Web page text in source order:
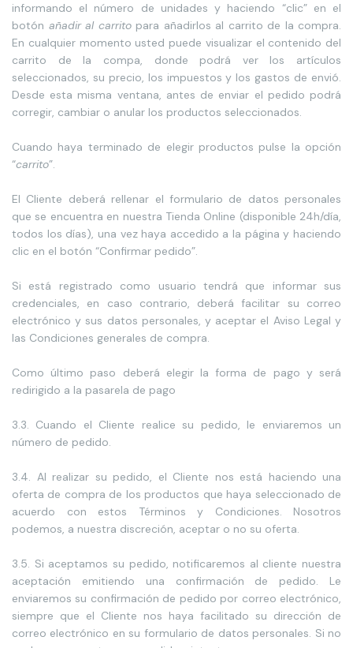
informando el número de unidades y haciendo “clic” en el
botón añadir al carritopara añadirlos al carrito de la compra.
En cualquier momento usted puede visualizar el contenido del
carrito de la compa, donde podrá ver los artículos
seleccionados, su precio, los impuestos y los gastos de envió.
Desde esta misma ventana, antes de enviar el pedido podrá
corregir, cambiar o anular los productos seleccionados.
Cuando haya terminado de elegir productos pulse la opción
“carrito”.
El Cliente deberá rellenar el formulario de datos personales
que se encuentra en nuestra Tienda Online (disponible 24h/día,
todos los días), una vez haya accedido a la página y haciendo
clic en el botón “Confirmar pedido”.
Si está registrado como usuario tendrá que informar sus
credenciales, en caso contrario, deberá facilitar su correo
electrónico y sus datos personales, y aceptar el Aviso Legal y
las Condiciones generales de compra.
Como último paso deberá elegir la forma de pago y será
redirigido a la pasarela de pago
3.3. Cuando el Cliente realice su pedido, le enviaremos un
número de pedido.
3.4. Al realizar su pedido, el Cliente nos está haciendo una
oferta de compra de los productos que haya seleccionado de
acuerdo con estos Términos y Condiciones. Nosotros
podemos, a nuestra discreción, aceptar o no su oferta.
3.5. Si aceptamos su pedido, notificaremos al cliente nuestra
aceptación emitiendo una confirmación de pedido. Le
enviaremos su confirmación de pedido por correo electrónico,
siempre que el Cliente nos haya facilitado su dirección de
correo electrónico en su formulario de datos personales. Si no